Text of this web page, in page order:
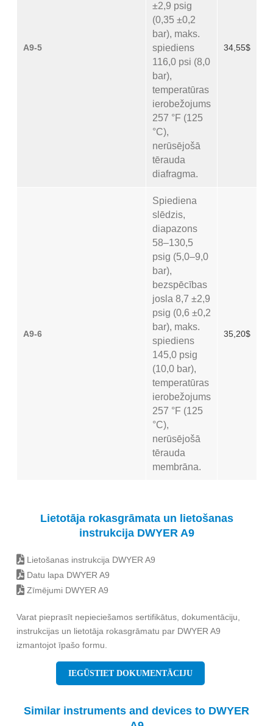
A9-5
±2,9 psig
(0,35 ±0,2
bar), maks.
spiediens
116,0 psi (8,0
bar),
temperatūras
ierobežojums
257 °F (125
°C),
nerūsējošā
tērauda
diafragma.
34,55$
A9-6
Spiediena
slēdzis,
diapazons
58–130,5
psig (5,0–9,0
bar),
bezspēcības
josla 8,7 ±2,9
psig (0,6 ±0,2
bar), maks.
spiediens
145,0 psig
(10,0 bar),
temperatūras
ierobežojums
257 °F (125
°C),
nerūsējošā
tērauda
membrāna.
35,20$
Lietotāja rokasgrāmata un lietošanas
instrukcija DWYER A9
Lietošanas instrukcija DWYER A9
Datu lapa DWYER A9
Zīmējumi DWYER A9
Varat pieprasīt nepieciešamos sertifikātus, dokumentāciju,
instrukcijas un lietotāja rokasgrāmatu par DWYER A9
izmantojot īpašo formu.
IEGŪSTIET DOKUMENTĀCIJU
Similar instruments and devices to DWYER